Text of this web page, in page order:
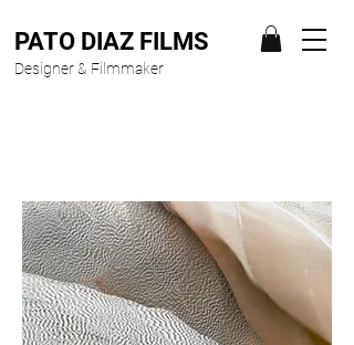
PATO DIAZ FILMS
Designer & Filmmaker